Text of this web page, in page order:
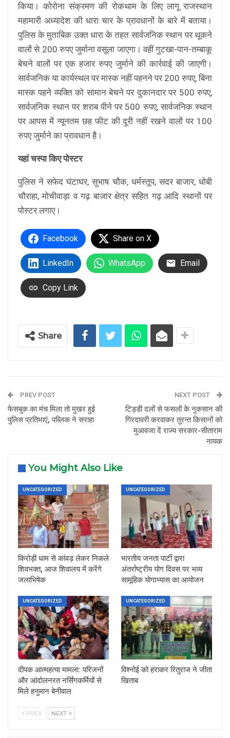
किया। कोरोना संक्रमण की रोकथाम के लिए लागू राजस्थान
महामारी अध्यादेश की धारा चार के प्रावधानों के बारे में बताया।
पुलिस के मुताबिक उक्त धारा के तहत सार्वजनिक स्थान पर थूकने
वालों से 200 रुपए जुर्माना वसूला जाएगा। वहीं गुटखा-पान-तम्बाकू
बेचने वालों पर एक हजार रुपए जुर्माने की कार्रवाई की जाएगी।
सार्वजनिक या कार्यस्थल पर मास्क नहीं पहनने पर 200 रुपए, बिना
मास्क पहने व्यक्ति को सामान बेचने पर दुकानदार पर 500 रुपए,
सार्वजनिक स्थान पर शराब पीने पर 500 रुपए, सार्वजनिक स्थान
पर आपस में न्यूनतम छह फीट की दूरी नहीं रखने वालों पर 100
रुपए जुर्माने का प्रावधान है।
यहां चस्पा किए पोस्टर
पुलिस ने सफेद घंटाघर, सुभाष चौक, धर्मस्तूप, सदर बाजार, धोबी
चौराहा, मोचीवाड़ा व गढ़ बाजार क्षेत्र सहित गढ़ आदि स्थानों पर
पोस्टर लगाए।
Facebook Share on X
LinkedIn WhatsApp Email
Copy Link
Share
PREV POST
फेसबुक का मंच मिला तो मुखर हुई
पुलिस प्रतिभाएं, पब्लिक ने सराहा
NEXT POST
टिड्डी दलों से फसलों के नुकसान की
गिरदावरी करवाकर तुरन्त किसानों को
मुआवजा दें राज्य सरकार-सीताराम
नायक
You Might Also Like
UNCATEGORIZED
किरोड़ी धाम से कांवड़ लेकर निकले
शिवभक्त, आज शिवालय में करेंगे
जलाभिषेक
UNCATEGORIZED
भारतीय जनता पार्टी द्वारा
अंतर्राष्ट्रीय योग दिवस पर भव्य
सामूहिक योगाभ्यास का आयोजन
UNCATEGORIZED
दीपक आत्महत्या मामला: परिजनों
और आंदोलनरत नर्सिंगकर्मियों से
मिले हनुमान बेनीवाल
UNCATEGORIZED
विश्नोई को हराकर रितुराज ने जीता
खिताब
PREV NEXT